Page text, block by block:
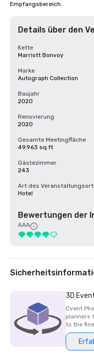
Empfangsbereich.
Details über den
Kette
Marriott Bonvoy
Marke
Autograph Collection
Baujahr
2020
Renovierung
2020
Gesamte Meetingfläche
49.963 sq ft
Gästezimmer
243
Art des
Hotel
Bewertungen der
AAA
3D
Cvent
planners
to the